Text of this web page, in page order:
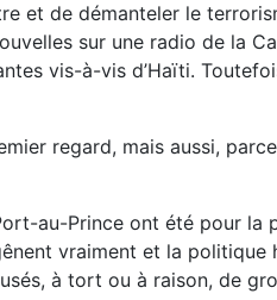
et de démanteler le
sur une radio de la
vis-à-vis d’Haïti.
regard, mais aussi,
au-Prince ont été pour
vraiment et la politique
à tort ou à raison, de